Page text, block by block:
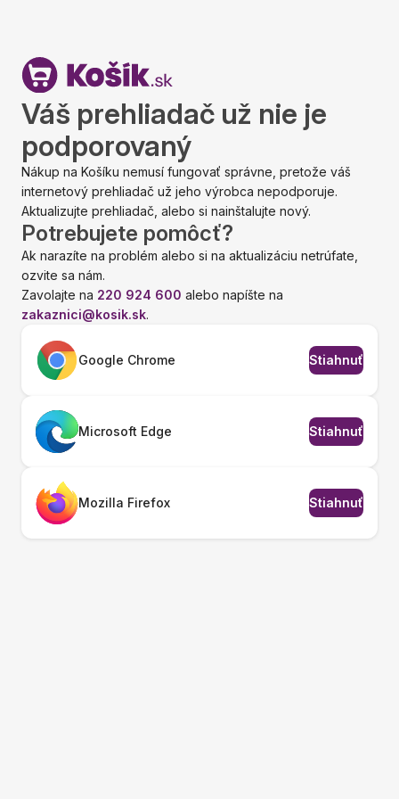
Váš prehliadač už nie je
podporovaný
Nákup na Košíku nemusí fungovať správne, pretože váš
internetový prehliadač už jeho výrobca nepodporuje.
Aktualizujte prehliadač, alebo si nainštalujte nový.
Potrebujete pomôcť?
Ak narazíte na problém alebo si na aktualizáciu netrúfate,
ozvite sa nám.
Zavolajte na 220 924 600 alebo napíšte na
zakaznici@kosik.sk.
Google Chrome Stiahnuť
Microsoft Edge Stiahnuť
Mozilla Firefox Stiahnuť